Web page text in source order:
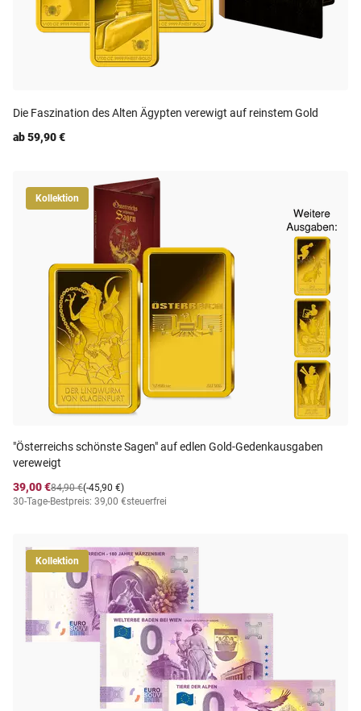
Die Faszination des Alten Ägypten verewigt auf reinstem Gold
ab 59,90 €
Kollektion
"Österreichs schönste Sagen" auf edlen Gold-Gedenkausgaben
vereweigt
39,00 €
(-45,90 €)
84,90 €
30-Tage-Bestpreis: 39,00 €steuerfrei
Kollektion